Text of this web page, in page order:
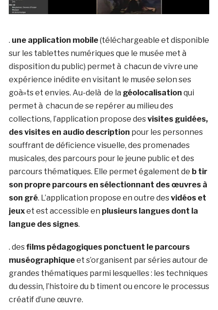
. une application mobile(téléchargeable et disponible
sur les tablettes numériques que le musée met à
disposition du public) permet à chacun de vivre une
expérience inédite en visitant le musée selon ses
goà»ts et envies. Au-delà de la géolocalisation qui
permet à chacun de se repérer au milieu des
collections, l’application propose desvisites guidées,
des visites en audio description pour les personnes
souffrant de déficience visuelle, des promenades
musicales, des parcours pour le jeune public et des
parcours thématiques. Elle permet également de b tir
son propre parcours en sélectionnant des œuvres à
son gré. L’application propose en outre desvidéos et
jeuxet est accessible en plusieurs langues dont la
langue des signes.
. desfilms pédagogiques ponctuent le parcours
muséographiqueet s’organisent par séries autour de
grandes thématiques parmi lesquelles : les techniques
du dessin, l’histoire du b timent ou encore le processus
créatif d’une œuvre.